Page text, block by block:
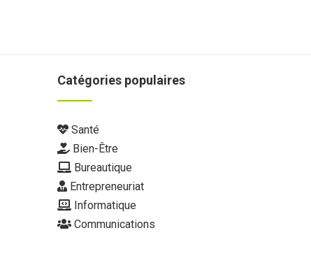
Catégories populaires
Santé
Bien-Être
Bureautique
Entrepreneuriat
Informatique
Communications